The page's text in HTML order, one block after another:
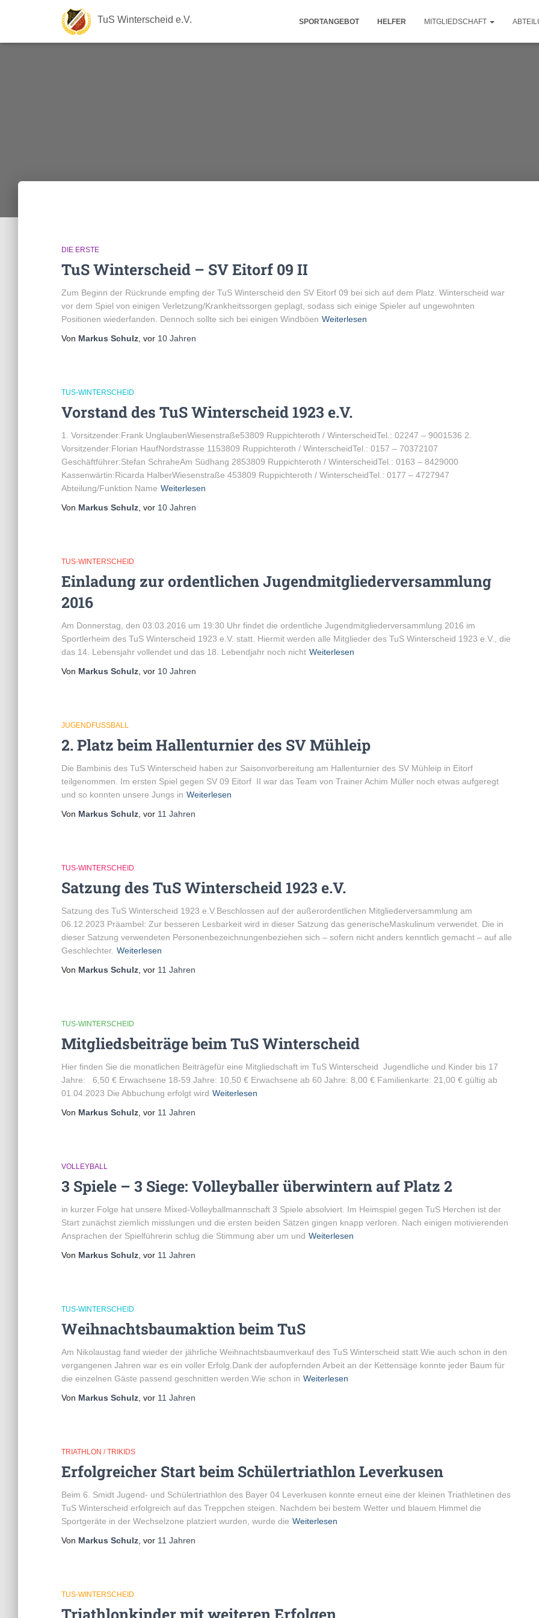
TuS Winterscheid e.V. SPORTANGEBOT HELFER MITGLIEDSCHAFT
DIE ERSTE
TuS Winterscheid – SV Eitorf 09 II
Zum Beginn der Rückrunde empfing der TuS Winterscheid den SV Eitorf 09 bei sich auf dem Platz. Winterscheid war
vor dem Spiel von einigen Verletzung/Krankheitssorgen geplagt, sodass sich einige Spieler auf ungewohnten
Positionen wiederfanden. Dennoch sollte sich bei einigen Windböen Weiterlesen
Von Markus Schulz , vor 10 Jahren
TUS-WINTERSCHEID
Vorstand des TuS Winterscheid 1923 e.V.
1. Vorsitzender:Frank UnglaubenWiesenstraße53809 Ruppichteroth / WinterscheidTel.: 02247 – 9001536 2.
Vorsitzender:Florian HaufNordstrasse 1153809 Ruppichteroth / WinterscheidTel.: 0157 – 70372107
Geschäftführer:Stefan SchraheAm Südhang 2853809 Ruppichteroth / WinterscheidTel.: 0163 – 8429000
Kassenwärtin:Ricarda HalberWiesenstraße 453809 Ruppichteroth / WinterscheidTel.: 0177 – 4727947
Abteilung/Funktion Name Weiterlesen
Von Markus Schulz , vor 10 Jahren
TUS-WINTERSCHEID
Einladung zur ordentlichen Jugendmitgliederversammlung
2016
Am Donnerstag, den 03.03.2016 um 19:30 Uhr findet die ordentliche Jugendmitgliederversammlung 2016 im
Sportlerheim des TuS Winterscheid 1923 e.V. statt. Hiermit werden alle Mitglieder des TuS Winterscheid 1923 e.V., die
das 14. Lebensjahr vollendet und das 18. Lebendjahr noch nicht Weiterlesen
Von Markus Schulz , vor 10 Jahren
JUGENDFUSSBALL
2. Platz beim Hallenturnier des SV Mühleip
Die Bambinis des TuS Winterscheid haben zur Saisonvorbereitung am Hallenturnier des SV Mühleip in Eitorf
teilgenommen. Im ersten Spiel gegen SV 09 Eitorf II war das Team von Trainer Achim Müller noch etwas aufgeregt
und so konnten unsere Jungs in Weiterlesen
Von Markus Schulz , vor 11 Jahren
TUS-WINTERSCHEID
Satzung des TuS Winterscheid 1923 e.V.
Satzung des TuS Winterscheid 1923 e.V.Beschlossen auf der außerordentlichen Mitgliederversammlung am
06.12.2023 Präambel: Zur besseren Lesbarkeit wird in dieser Satzung das generischeMaskulinum verwendet. Die in
dieser Satzung verwendeten Personenbezeichnungenbeziehen sich – sofern nicht anders kenntlich gemacht – auf alle
Geschlechter. Weiterlesen
Von Markus Schulz , vor 11 Jahren
TUS-WINTERSCHEID
Mitgliedsbeiträge beim TuS Winterscheid
Hier finden Sie die monatlichen Beiträgefür eine Mitgliedschaft im TuS Winterscheid Jugendliche und Kinder bis 17
Jahre: 6,50 € Erwachsene 18-59 Jahre: 10,50 € Erwachsene ab 60 Jahre: 8,00 € Familienkarte: 21,00 € gültig ab
01.04.2023 Die Abbuchung erfolgt wird Weiterlesen
Von Markus Schulz , vor 11 Jahren
VOLLEYBALL
3 Spiele – 3 Siege: Volleyballer überwintern auf Platz 2
in kurzer Folge hat unsere Mixed-Volleyballmannschaft 3 Spiele absolviert. Im Heimspiel gegen TuS Herchen ist der
Start zunächst ziemlich misslungen und die ersten beiden Sätzen gingen knapp verloren. Nach einigen motivierenden
Ansprachen der Spielführerin schlug die Stimmung aber um und Weiterlesen
Von Markus Schulz , vor 11 Jahren
TUS-WINTERSCHEID
Weihnachtsbaumaktion beim TuS
Am Nikolaustag fand wieder der jährliche Weihnachtsbaumverkauf des TuS Winterscheid statt.Wie auch schon in den
vergangenen Jahren war es ein voller Erfolg.Dank der aufopfernden Arbeit an der Kettensäge konnte jeder Baum für
die einzelnen Gäste passend geschnitten werden.Wie schon in Weiterlesen
Von Markus Schulz , vor 11 Jahren
TRIATHLON / TRIKIDS
Erfolgreicher Start beim Schülertriathlon Leverkusen
Beim 6. Smidt Jugend- und Schülertriathlon des Bayer 04 Leverkusen konnte erneut eine der kleinen Triathletinen des
TuS Winterscheid erfolgreich auf das Treppchen steigen. Nachdem bei bestem Wetter und blauem Himmel die
Sportgeräte in der Wechselzone platziert wurden, wurde die Weiterlesen
Von Markus Schulz , vor 11 Jahren
TUS-WINTERSCHEID